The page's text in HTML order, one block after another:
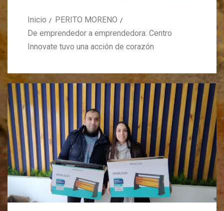
Inicio
PERITO MORENO
De emprendedor a emprendedora: Centro
Innovate tuvo una acción de corazón